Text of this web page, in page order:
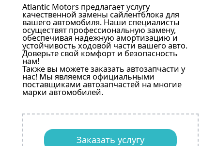
Atlantic Motors предлагает услугу
качественной замены сайлентблока для
вашего автомобиля. Наши специалисты
осуществят профессиональную замену,
обеспечивая надежную амортизацию и
устойчивость ходовой части вашего авто.
Доверьте свой комфорт и безопасность
нам!
Также вы можете заказать автозапчасти у
нас! Мы являемся официальными
поставщиками автозапчастей на многие
марки автомобилей.
Заказать услугу